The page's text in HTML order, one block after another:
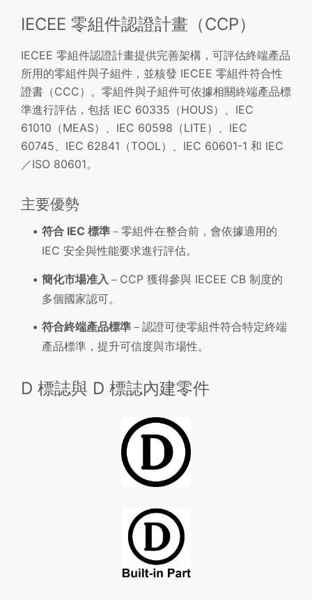
IECEE 零組件認證計畫（CCP）
IECEE 零組件認證計畫提供完善架構，可評估終端產品
所用的零組件與子組件，並核發 IECEE 零組件符合性
證書（CCC）。零組件與子組件可依據相關終端產品標
準進行評估，包括 IEC 60335（HOUS）、IEC
61010（MEAS）、IEC 60598（LITE）、IEC
60745、IEC 62841（TOOL）、IEC 60601-1 和 IEC
／ISO 80601。
主要優勢
符合 IEC 標準 －零組件在整合前，會依據適用的
IEC 安全與性能要求進行評估。
簡化市場准入 －CCP 獲得參與 IECEE CB 制度的
多個國家認可。
符合終端產品標準 －認證可使零組件符合特定終端
產品標準，提升可信度與市場性。
D 標誌與 D 標誌內建零件